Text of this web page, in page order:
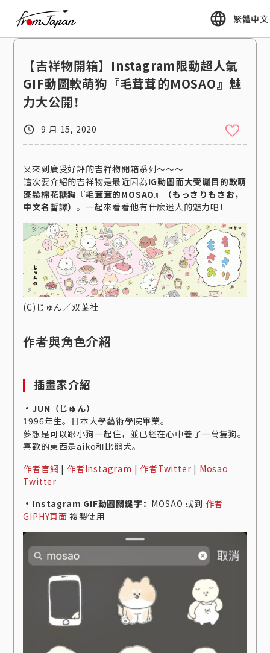
繁體中文
【吉祥物開箱】Instagram限動超人氣
GIF動圖軟萌狗『毛茸茸的MOSAO』魅
力大公開！
9 月 15, 2020
又來到廣受好評的吉祥物開箱系列～～～
這次要介紹的吉祥物是最近因為IG動圖而大受矚目的軟萌
蓬鬆棉花糖狗『毛茸茸的MOSAO』（もっさりもさお，
中文名暫譯）。一起來看看他有什麼迷人的魅力吧！
(C)じゅん／双葉社
作者與角色介紹
插畫家介紹
・JUN（じゅん）
1996年生。日本大學藝術學院畢業。
夢想是可以跟小狗一起住，並已經在心中養了一萬隻狗。
喜歡的東西是aiko和比熊犬。
作者官網 | 作者Instagram | 作者Twitter | Mosao
Twitter
・Instagram GIF動圖關鍵字： MOSAO 或到 作者
GIPHY頁面 複製使用